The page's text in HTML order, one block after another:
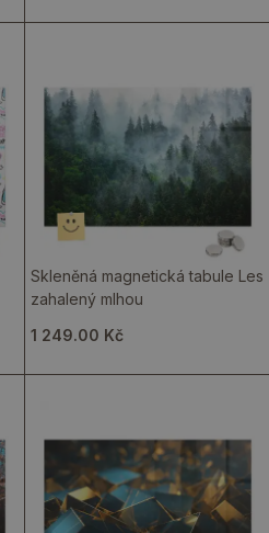
Skleněná magnetická tabule Les
zahalený mlhou
1 249.00 Kč